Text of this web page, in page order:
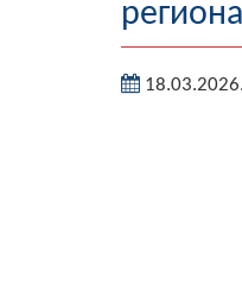
18.03.2026.